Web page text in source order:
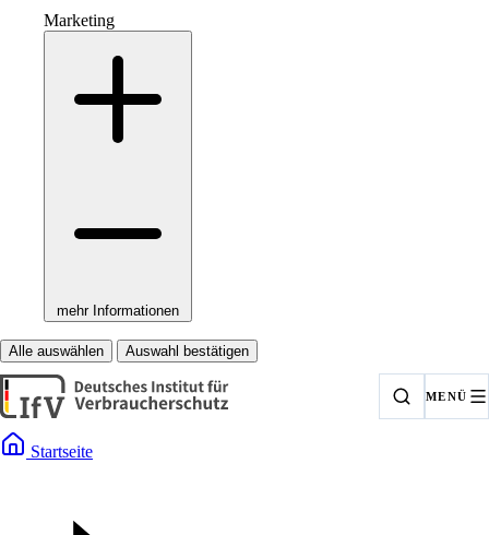
Marketing
mehr Informationen
Alle auswählen Auswahl bestätigen
MENÜ
Startseite